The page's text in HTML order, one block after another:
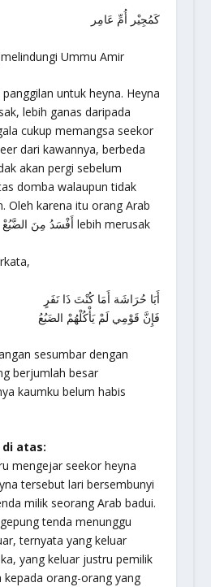
كَمُجِيْر أُمِّ عَامِر
Ummu Amir
untuk heyna. Heyna
lebih ganas daripada
cukup memangsa seekor
dari kawannya, berbeda
akan pergi sebelum
domba walaupun tidak
Oleh karena itu orang Arab
أَبَا حُرَاشَة أَمَا كُنْتَ ذَا نَفَرٍ
فَإِنَّ قَوْمِي لَمْ يَأْكُلْهُمْ الضَبُعُ
sesumbar dengan
berjumlah besar
kaumku belum habis
di atas:
mengejar seekor heyna
tersebut lari bersembunyi
milik seorang Arab badui.
tenda menunggu
ternyata yang keluar
yang keluar justru pemilik
orang-orang yang